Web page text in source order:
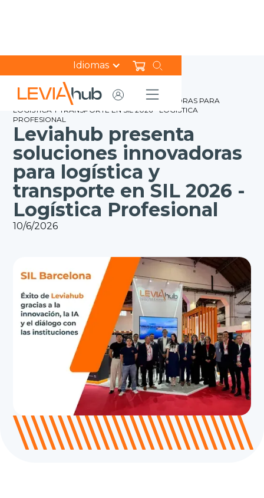
Idiomas
HOMENOTICIAS
LEVIAHUB PRESENTA SOLUCIONES INNOVADORAS PARA
LOGÍSTICA Y TRANSPORTE EN SIL 2026 - LOGÍSTICA
PROFESIONAL
Leviahub presenta
soluciones innovadoras
para logística y
transporte en SIL 2026 -
Logística Profesional
10/6/2026